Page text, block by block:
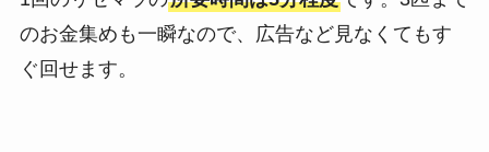
のお金集めも一瞬なので、広告など見なくてもす
ぐ回せます。